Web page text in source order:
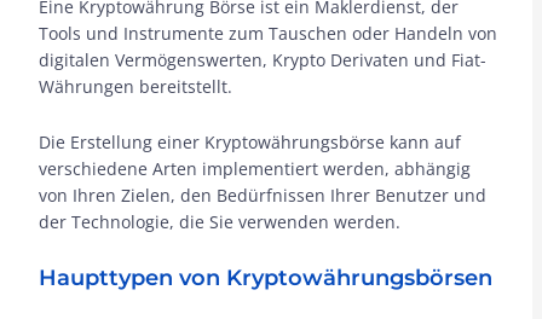
Eine Kryptowährung Börse ist ein Maklerdienst, der
Tools und Instrumente zum Tauschen oder Handeln von
digitalen Vermögenswerten, Krypto Derivaten und Fiat-
Währungen bereitstellt.
Die Erstellung einer Kryptowährungsbörse kann auf
verschiedene Arten implementiert werden, abhängig
von Ihren Zielen, den Bedürfnissen Ihrer Benutzer und
der Technologie, die Sie verwenden werden.
Haupttypen von Kryptowährungsbörsen